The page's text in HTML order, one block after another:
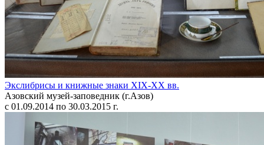
Экслибрисы и книжные знаки XIX-XX вв.
Азовский музей-заповедник (г.Азов)
с 01.09.2014 по 30.03.2015 г.